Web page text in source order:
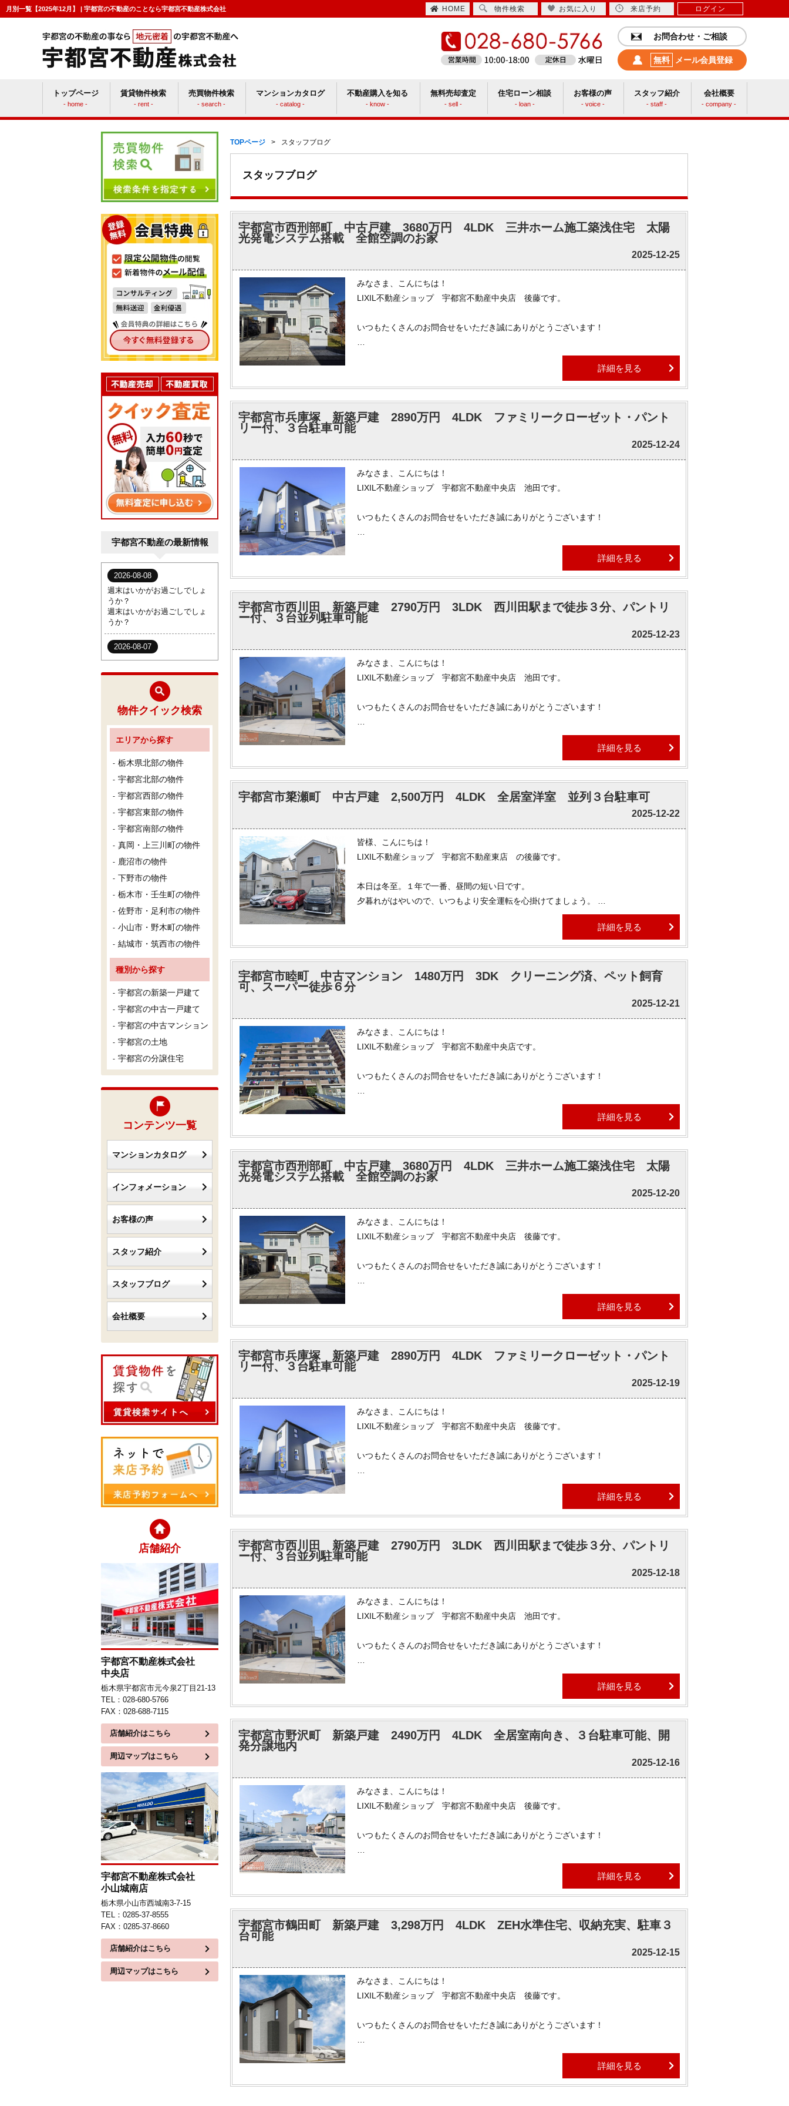
月別一覧【2025年12月】 | 宇都宮の不動産のことなら宇都宮不動産株式会社 HOME 物件検索 お気に入り 来店予約 ログイン
お問合わせ・ご相談
無料 メール会員登録
トップページ
- home -
賃貸物件検索
- rent -
売買物件検索
- search -
マンションカタログ
- catalog -
不動産購入を知る
- know -
賃貸vs持ち家
無料売却査定
- sell -
住宅ローン相談
- loan -
お客様の声
- voice -
スタッフ紹介
- staff -
会社概要
- company -
TOPページ > スタッフブログ
スタッフブログ
宇都宮市西刑部町 中古戸建 3680万円 4LDK 三井ホーム施工築浅住宅 太陽
光発電システム搭載 全館空調のお家
2025-12-25
みなさま、こんにちは！
LIXIL不動産ショップ 宇都宮不動産中央店 後藤です。
いつもたくさんのお問合せをいただき誠にありがとうございます！
１２月２６日（金）から１月３日（土）まで、年末年始休業を頂きます。
インターネットでのお問合せへのご連絡を含めまして、
皆様、どうぞ良いお年を過ごされてくださいませ。
弊社では各ポータルサイトへ掲載されている物件はほぼ全てご紹介可能でございます。
いませ。
詳細を見る
宇都宮市兵庫塚 新築戸建 2890万円 4LDK ファミリークローゼット・パント
リー付、３台駐車可能
2025-12-24
みなさま、こんにちは！
LIXIL不動産ショップ 宇都宮不動産中央店 池田です。
いつもたくさんのお問合せをいただき誠にありがとうございます！
本日はクリスマスイブですがいかがお過ごしでしょうか。
先日奥日光へ行って雪を見て参りましたが、金精峠は明日12月25日より通行止めとなる
ようです。
閉鎖ぎりぎり前に行って眺めを見れて良かったです。
来年紅葉の時期にまた行ってみたいと思います。
弊社では各ポータルサイトへ掲載されている物件はほぼ全てご紹介可能でございます。
もしインターネットで気になる物件がございましたら、ぜひお気軽にお申しつけくださ
いませ。
詳細を見る
宇都宮市西川田 新築戸建 2790万円 3LDK 西川田駅まで徒歩３分、パントリ
ー付、３台並列駐車可能
2025-12-23
みなさま、こんにちは！
LIXIL不動産ショップ 宇都宮不動産中央店 池田です。
いつもたくさんのお問合せをいただき誠にありがとうございます！
今回のお休みはスタッドレスタイヤに履き替えたこともあり、奥日光まで行ってみまし
まだ本格的な寒さが来ていないようで、雪や氷は思ったほど多くなかったです。
また、1月～2月で一度行ってみたいと思います。（写真は湯ノ湖です。）
もしインターネットで気になる物件がございましたら、ぜひお気軽にお申しつけくださ
いませ。
詳細を見る
宇都宮市簗瀬町 中古戸建 2,500万円 4LDK 全居室洋室 並列３台駐車可
2025-12-22
皆様、こんにちは！
LIXIL不動産ショップ 宇都宮不動産東店 の後藤です。
本日は冬至。１年で一番、昼間の短い日です。
夕暮れがはやいので、いつもより安全運転を心掛けてましょう。
本日も皆様からのお問合せをお待ちしております。
弊社では各ポータルサイトへ掲載されている物件はほぼ全てご紹介可能でございます。
詳細を見る
宇都宮市睦町 中古マンション 1480万円 3DK クリーニング済、ペット飼育
可、スーパー徒歩６分
2025-12-21
みなさま、こんにちは！
LIXIL不動産ショップ 宇都宮不動産中央店です。
いつもたくさんのお問合せをいただき誠にありがとうございます！
日が伸びたなあ、と実感する頃までは気になって観察してしまう例年行事です
弊社では各ポータルサイトへ掲載されている物件はほぼ全てご紹介可能でございます。
もしインターネットで気になる物件がございましたら、ぜひお気軽にお申しつけくださ
グループ創業６０周年、地域密着で多くの方の住まいをサポートしております。
物件探しだけでなく、住宅ローンのご相談についても、ぜひ気軽にお問合せくださいま
詳細を見る
宇都宮市西刑部町 中古戸建 3680万円 4LDK 三井ホーム施工築浅住宅 太陽
光発電システム搭載 全館空調のお家
2025-12-20
みなさま、こんにちは！
LIXIL不動産ショップ 宇都宮不動産中央店 後藤です。
いつもたくさんのお問合せをいただき誠にありがとうございます！
本日は現時点で晴れ間が見えますが、これから天気が崩れるようです。
体調万全でのぞみたいところです。
弊社では各ポータルサイトへ掲載されている物件はほぼ全てご紹介可能でございます。
詳細を見る
宇都宮市兵庫塚 新築戸建 2890万円 4LDK ファミリークローゼット・パント
リー付、３台駐車可能
2025-12-19
みなさま、こんにちは！
LIXIL不動産ショップ 宇都宮不動産中央店 後藤です。
いつもたくさんのお問合せをいただき誠にありがとうございます！
先日、遅ればせながら、地元の神社で息子の七五三のお参りをしてきました。
子供の成長はあっという間なので、子供との時間は一日一日、大切にしたいと思いまし
た。
弊社では各ポータルサイトへ掲載されている物件はほぼ全てご紹介可能でございます。
もしインターネットで気になる物件がございましたら、ぜひお気軽にお申しつけくださ
いませ。
詳細を見る
宇都宮市西川田 新築戸建 2790万円 3LDK 西川田駅まで徒歩３分、パントリ
ー付、３台並列駐車可能
2025-12-18
みなさま、こんにちは！
LIXIL不動産ショップ 宇都宮不動産中央店 池田です。
いつもたくさんのお問合せをいただき誠にありがとうございます！
私事ですが、28日、29日は東京方面に向かい10年来の友人と忘年会をしに行ってまい
ります。
今から大変楽しみです。
もしインターネットで気になる物件がございましたら、ぜひお気軽にお申しつけくださ
いませ。
詳細を見る
宇都宮市野沢町 新築戸建 2490万円 4LDK 全居室南向き、３台駐車可能、開
発分譲地内
2025-12-16
みなさま、こんにちは！
LIXIL不動産ショップ 宇都宮不動産中央店 後藤です。
いつもたくさんのお問合せをいただき誠にありがとうございます！
いつもより仕事がちょっと楽しくなります。
弊社では各ポータルサイトへ掲載されている物件はほぼ全てご紹介可能でございます。
詳細を見る
宇都宮市鶴田町 新築戸建 3,298万円 4LDK ZEH水準住宅、収納充実、駐車３
台可能
2025-12-15
みなさま、こんにちは！
LIXIL不動産ショップ 宇都宮不動産中央店 後藤です。
いつもたくさんのお問合せをいただき誠にありがとうございます！
年末まであと少し。健康第一で過ごしましょう。
詳細を見る
宇都宮不動産の最新情報
物件クイック検索
エリアから探す
栃木県北部の物件
宇都宮北部の物件
宇都宮西部の物件
宇都宮東部の物件
宇都宮南部の物件
真岡・上三川町の物件
鹿沼市の物件
下野市の物件
栃木市・壬生町の物件
佐野市・足利市の物件
小山市・野木町の物件
結城市・筑西市の物件
種別から探す
宇都宮の新築一戸建て
宇都宮の中古一戸建て
宇都宮の中古マンション
宇都宮の土地
宇都宮の分譲住宅
コンテンツ一覧
マンションカタログ
インフォメーション
お客様の声
スタッフ紹介
スタッフブログ
会社概要
店舗紹介
宇都宮不動産株式会社
中央店
栃木県宇都宮市元今泉2丁目21-13
TEL：028-680-5766
FAX：028-688-7115
店舗紹介はこちら
周辺マップはこちら
宇都宮不動産株式会社
小山城南店
栃木県小山市西城南3-7-15
TEL：0285-37-8555
FAX：0285-37-8660
店舗紹介はこちら
周辺マップはこちら